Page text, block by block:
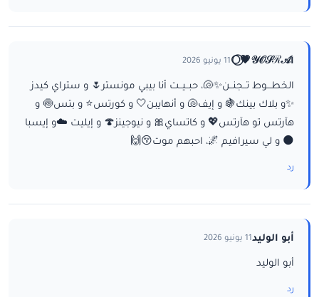
ا𝒴𝒪𝒮ℛ𝒜💗⃝🌕 11 يونيو 2026
الخطـــوط تــجنــن✨🐚، حبــيــت أنا بيبي مونستر🌷 و ستراي كيدز
✨و بلاك بينك🍇 و إيف🐚 و أنهايبن🤍 و كورتس⭐ و بتس🍥 و
هآرتس تو هآرتس💖 و كاتساي🎀 و نيوجينز🍄 و إيليت ☁️و إيسبا
🌑 و لي سيرافيم 🌌، احبهم موت😚🙌
رد
أبو الوليد11 يونيو 2026
أبو الوليد
رد